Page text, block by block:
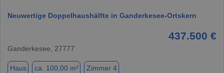
Neuwertige Doppelhaushälfte in Ganderkesee-Ortskern
437.500 €
Ganderkesee, 27777
Haus ca. 100,00 m² Zimmer 4